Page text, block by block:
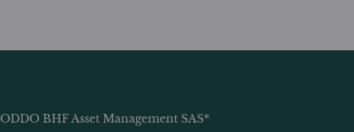
ODDO BHF Asset Management SAS*